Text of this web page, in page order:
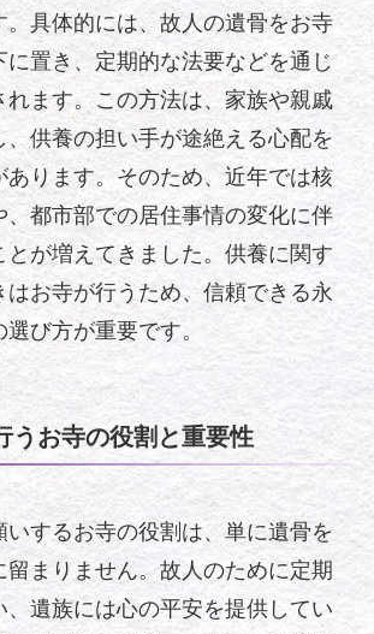
。具体的には、故人の遺骨をお寺
に置き、定期的な法要などを通じ
れます。この方法は、家族や親戚
、供養の担い手が途絶える心配を
あります。そのため、近年では核
、都市部での居住事情の変化に伴
とが増えてきました。供養に関す
はお寺が行うため、信頼できる永
び方が重要です。
うお寺の役割と重要性
いするお寺の役割は、単に遺骨を
留まりません。故人のために定期
、遺族には心の平安を提供してい